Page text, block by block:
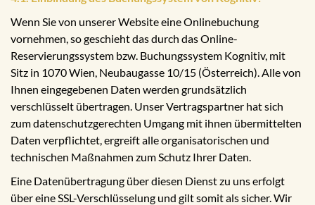
Wenn Sie von unserer Website eine Onlinebuchung
vornehmen, so geschieht das durch das Online-
Reservierungssystem bzw. Buchungssystem Kognitiv, mit
Sitz in 1070 Wien, Neubaugasse 10/15 (Österreich). Alle von
Ihnen eingegebenen Daten werden grundsätzlich
verschlüsselt übertragen. Unser Vertragspartner hat sich
zum datenschutzgerechten Umgang mit ihnen übermittelten
Daten verpflichtet, ergreift alle organisatorischen und
technischen Maßnahmen zum Schutz Ihrer Daten.
Eine Datenübertragung über diesen Dienst zu uns erfolgt
über eine SSL-Verschlüsselung und gilt somit als sicher. Wir